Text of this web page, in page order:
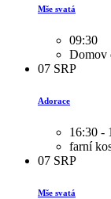
Mše svatá
09:30
Domov
07 SRP
Adorace
16:30 -
farní
07 SRP
Mše svatá